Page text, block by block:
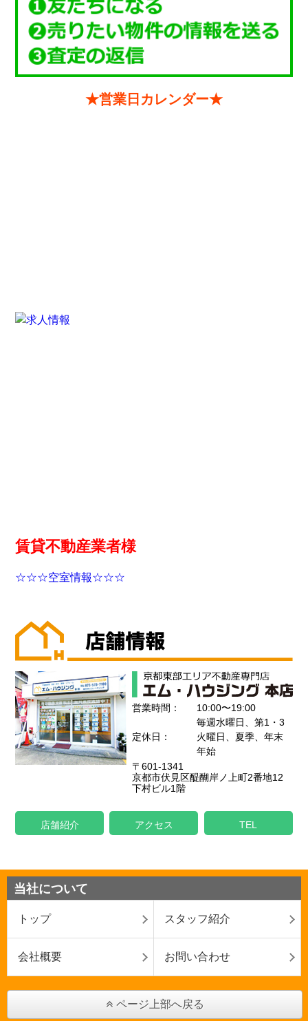
★営業日カレンダー★
賃貸不動産業者様
☆☆☆空室情報☆☆☆
営業時間： 10:00〜19:00
定休日：
毎週水曜日、第1・3
火曜日、夏季、年末
年始
〒601-1341
京都市伏見区醍醐岸ノ上町2番地12
下村ビル1階
店舗紹介 アクセス TEL
当社について
トップ スタッフ紹介
会社概要 お問い合わせ
ページ上部へ戻る